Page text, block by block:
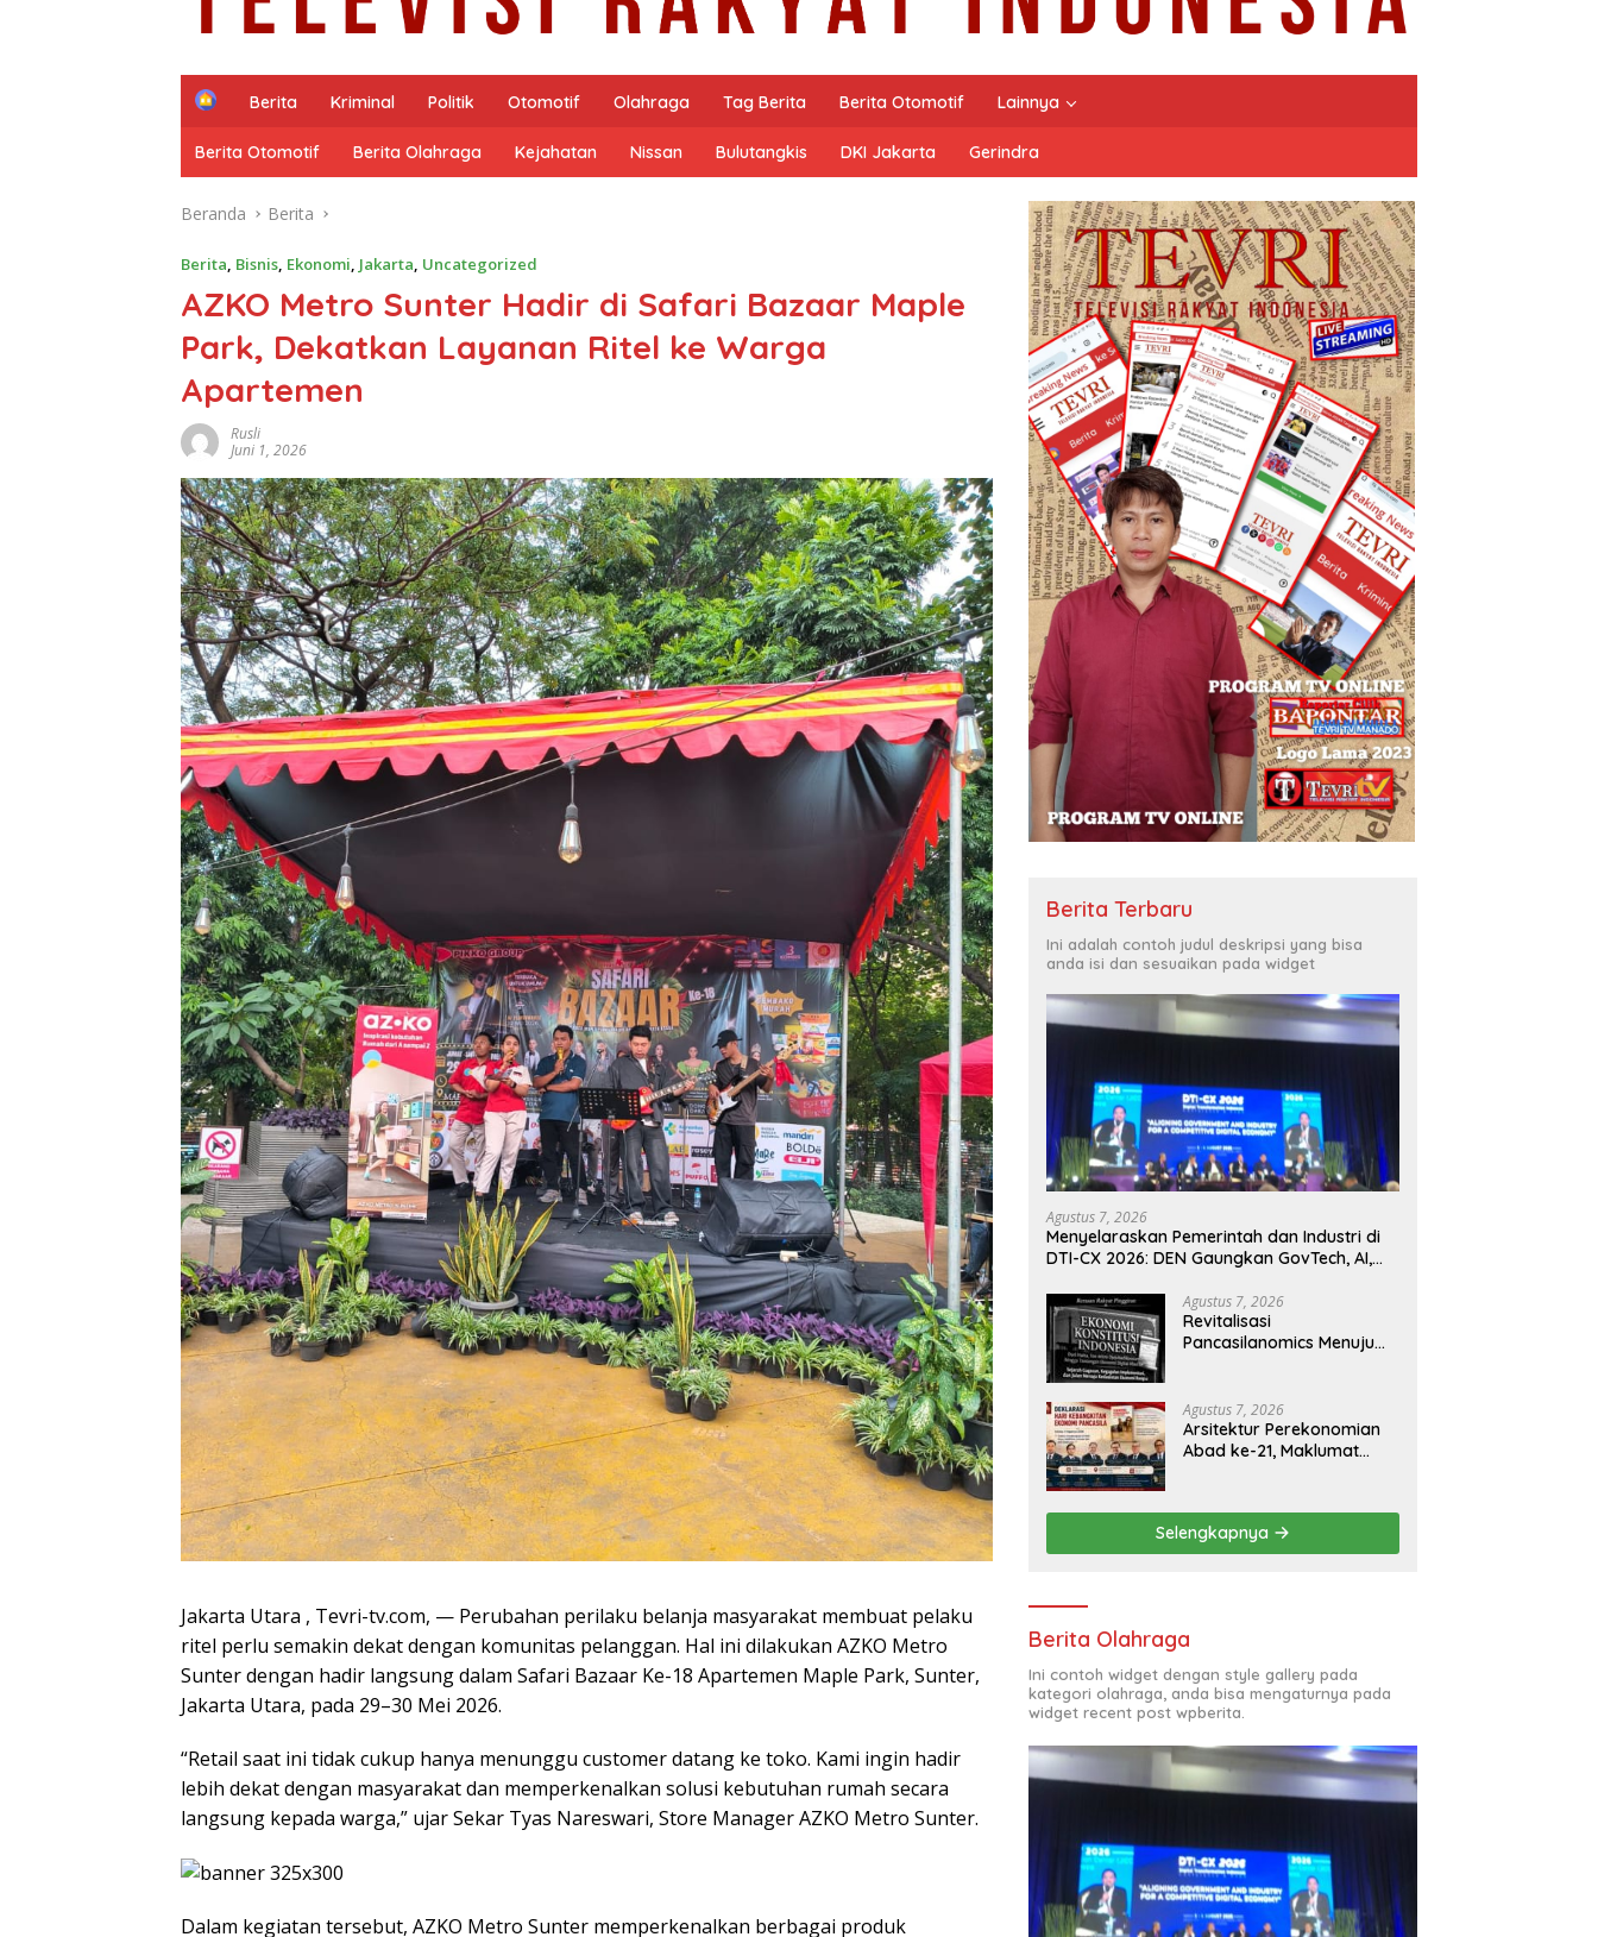
H
m
e
Berita Kriminal Politik Otomotif Olahraga Tag Berita Berita Otomotif Lainnya
Berita Otomotif Berita Olahraga Kejahatan Nissan Bulutangkis DKI Jakarta Gerindra
Beranda Berita
Berita, Bisnis, Ekonomi, Jakarta, Uncategorized
AZKO Metro Sunter Hadir di Safari Bazaar Maple
Park, Dekatkan Layanan Ritel ke Warga
Apartemen
Rusli
Juni 1, 2026
Jakarta Utara , Tevri-tv.com, — Perubahan perilaku belanja masyarakat membuat pelaku
ritel perlu semakin dekat dengan komunitas pelanggan. Hal ini dilakukan AZKO Metro
Sunter dengan hadir langsung dalam Safari Bazaar Ke-18 Apartemen Maple Park, Sunter,
Jakarta Utara, pada 29–30 Mei 2026.
“Retail saat ini tidak cukup hanya menunggu customer datang ke toko. Kami ingin hadir
lebih dekat dengan masyarakat dan memperkenalkan solusi kebutuhan rumah secara
langsung kepada warga,” ujar Sekar Tyas Nareswari, Store Manager AZKO Metro Sunter.
Dalam kegiatan tersebut, AZKO Metro Sunter memperkenalkan berbagai produk
Berita Terbaru
Ini adalah contoh judul deskripsi yang bisa
anda isi dan sesuaikan pada widget
Agustus 7, 2026
Menyelaraskan Pemerintah dan Industri di
DTI-CX 2026: DEN Gaungkan GovTech, AI,
Digital yang KompetitifAgustus 7, 2026
Revitalisasi
Pancasilanomics Menuju
Agustus 7, 2026
Arsitektur Perekonomian
Abad ke-21, Maklumat
Kedaulatan Ekonomi
Selengkapnya
Berita Olahraga
Ini contoh widget dengan style gallery pada
kategori olahraga, anda bisa mengaturnya pada
widget recent post wpberita.